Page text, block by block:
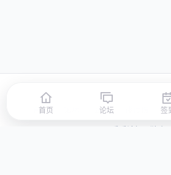
首页 签到
© 2026 LLBBS 乐乐论坛 · 独立
首页 论坛 签